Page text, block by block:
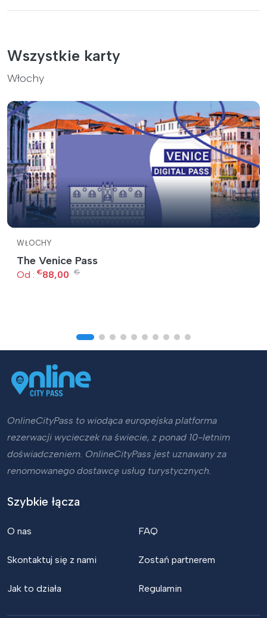
Wszystkie karty
Włochy
WŁOCHY
The Venice Pass
Od : €88,00 €
OnlineCityPass to wiodąca europejska platforma
rezerwacji wycieczek na świecie, z ponad 10-letnim
doświadczeniem. OnlineCityPass jest uznawany za
renomowanego dostawcę usług turystycznych.
Szybkie łącza
O nas
Skontaktuj się z nami
Jak to działa
FAQ
Zostań partnerem
Regulamin